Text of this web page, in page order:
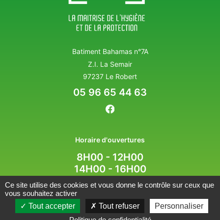
Batiment Bahamas n°7A
Z.I. La Semair
97237 Le Robert
05 96 65 44 63
Horaire d'ouvertures
8H00 - 12H00
14H00 - 16H00
MENTIONS LÉGALES
POLITIQUE DE CONFIDENTIALITÉ
INFORMATIONS SUR LES COOKIES
Ce site utilise des cookies et vous donne le contrôle sur ceux que
vous souhaitez activer
Tout accepter
Tout refuser
Personnaliser